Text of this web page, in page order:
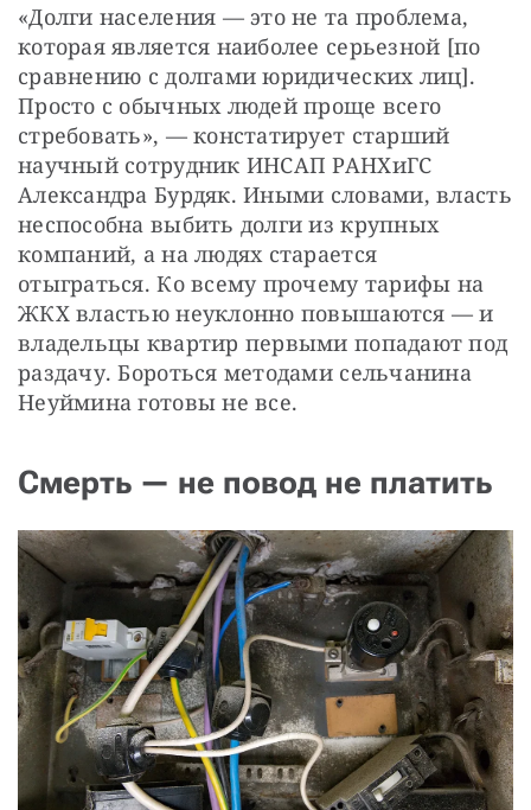
«Долги населения — это не та проблема,
которая является наиболее серьезной [по
сравнению с долгами юридических лиц].
Просто с обычных людей проще всего
стребовать», — констатирует старший
научный сотрудник ИНСАП РАНХиГС
Александра Бурдяк. Иными словами, власть
неспособна выбить долги из крупных
компаний, а на людях старается
отыграться. Ко всему прочему тарифы на
ЖКХ властью неуклонно повышаются — и
владельцы квартир первыми попадают под
раздачу. Бороться методами сельчанина
Неуймина готовы не все.
Смерть — не повод не платить